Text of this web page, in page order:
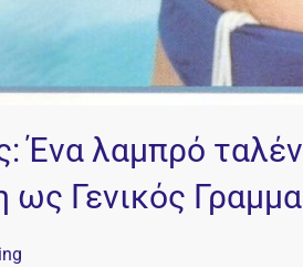
Ένα λαμπρό
ως Γενικός